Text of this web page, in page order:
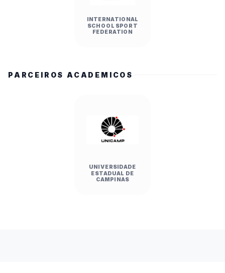
INTERNATIONAL
SCHOOL SPORT
FEDERATION
PARCEIROS ACADEMICOS
UNIVERSIDADE
ESTADUAL DE
CAMPINAS